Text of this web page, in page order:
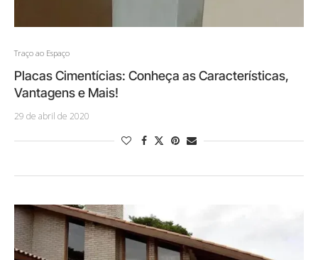
Traço ao Espaço
Placas Cimentícias: Conheça as Características,
Vantagens e Mais!
29 de abril de 2020